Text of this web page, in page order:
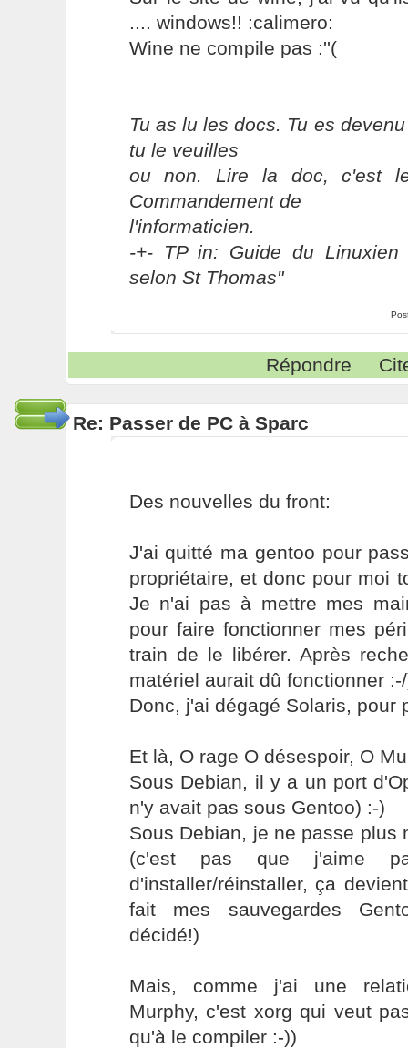
.... windows!! :calimero:
Wine ne compile pas :''(
Tu as lu les docs. Tu es
tu le veuilles
ou non. Lire la doc, c'est
Commandement de
l'informaticien.
-+- TP in: Guide du Linuxien
selon St Thomas"
Répondre
Re: Passer de PC à Sparc
Des nouvelles du front:
J'ai quitté ma gentoo pour
propriétaire, et donc pour moi
Je n'ai pas à mettre mes
pour faire fonctionner mes
train de le libérer. Après
matériel aurait dû fonctionner
Donc, j'ai dégagé Solaris, pour
Et là, O rage O désespoir, O
Sous Debian, il y a un port
n'y avait pas sous Gentoo) :-)
Sous Debian, je ne passe plus
(c'est pas que j'aime
d'installer/réinstaller, ça
fait mes sauvegardes
décidé!)
Mais, comme j'ai une
Murphy, c'est xorg qui veut
qu'à le compiler :-))